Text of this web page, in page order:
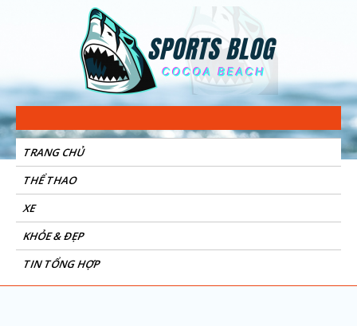
Sports Blog
Cocoa Beach
TRANG CHỦ
THỂ THAO
XE
KHỎE & ĐẸP
TIN TỔNG HỢP